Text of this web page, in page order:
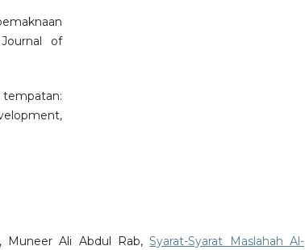
of
tempatan:
Muneer Ali Abdul Rab,Syarat-Syarat Maslahah Al-